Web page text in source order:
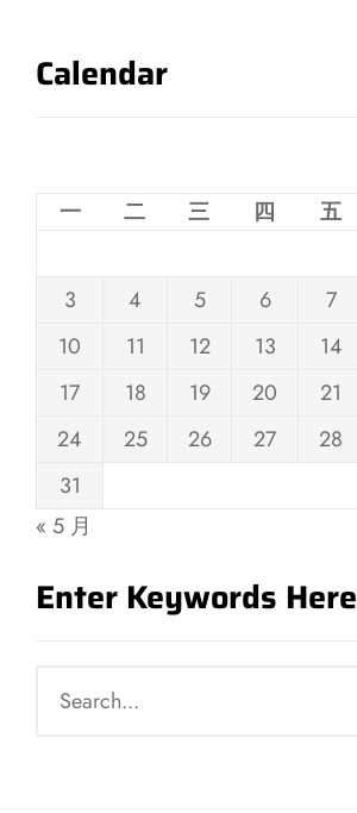
Calendar
一
二 三 四 五
3
4 5 6 7
10
11 12 13 14
17
18 19 20 21
24
25 26 27 28
31
« 5 月
Enter Keywords Here